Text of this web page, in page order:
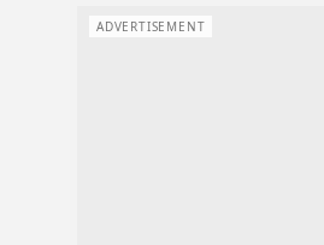
ADVERTISEMENT